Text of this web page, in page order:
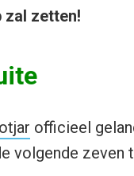
zal zetten!
officieel
volgende zeven